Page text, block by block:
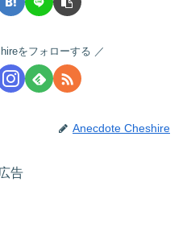
をフォローする
Anecdote Cheshire
広告